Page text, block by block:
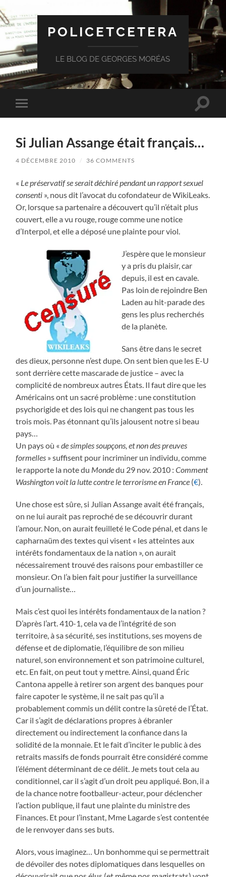
POLICETCETERA
LE BLOG DE GEORGES MORÉAS
Toggle
mobile
Toggle
Si Julian Assange était français…
4 DÉCEMBRE 2010 / 36 COMMENTS
« Le préservatif se serait déchiré pendant un rapport sexuel
consenti », nous dit l’avocat du cofondateur de WikiLeaks.
Or, lorsque sa partenaire a découvert qu’il n’était plus
couvert, elle a vu rouge, rouge comme une notice
d’Interpol, et elle a déposé une plainte pour viol.
J’espère que le monsieur
y a pris du plaisir, car
depuis, il est en cavale.
Pas loin de rejoindre Ben
Laden au hit-parade des
gens les plus recherchés
de la planète.
Sans être dans le secret
des dieux, personne n’est dupe. On sent bien que les E-U
sont derrière cette mascarade de justice – avec la
complicité de nombreux autres États. Il faut dire que les
Américains ont un sacré problème : une constitution
psychorigide et des lois qui ne changent pas tous les
trois mois. Pas étonnant qu’ils jalousent notre si beau
pays…
Un pays où «de simples soupçons, et non des preuves
formelles » suffisent pour incriminer un individu, comme
le rapporte la note du Mondedu 29 nov. 2010 :Comment
Washington voit la lutte contre le terrorisme en France (€).
Une chose est sûre, si Julian Assange avait été français,
on ne lui aurait pas reproché de se découvrir durant
l’amour. Non, on aurait feuilleté le Code pénal, et dans le
capharnaüm des textes qui visent « les atteintes aux
intérêts fondamentaux de la nation », on aurait
nécessairement trouvé des raisons pour embastiller ce
monsieur. On l’a bien fait pour justifier la surveillance
d’un journaliste…
Mais c’est quoi les intérêts fondamentaux de la nation ?
D’après l’art. 410-1, cela va de l’intégrité de son
territoire, à sa sécurité, ses institutions, ses moyens de
défense et de diplomatie, l’équilibre de son milieu
naturel, son environnement et son patrimoine culturel,
etc. En fait, on peut tout y mettre. Ainsi, quand Éric
Cantona appelle à retirer son argent des banques pour
faire capoter le système, il ne sait pas qu’il a
probablement commis un délit contre la sûreté de l’État.
Car il s’agit de déclarations propres à ébranler
directement ou indirectement la confiance dans la
solidité de la monnaie. Et le fait d’inciter le public à des
retraits massifs de fonds pourrait être considéré comme
l’élément déterminant de ce délit. Je mets tout cela au
conditionnel, car il s’agit d’un droit peu appliqué. Bon, il a
de la chance notre footballeur-acteur, pour déclencher
l’action publique, il faut une plainte du ministre des
Finances. Et pour l’instant, Mme Lagarde s’est contentée
de le renvoyer dans ses buts.
Alors, vous imaginez… Un bonhomme qui se permettrait
de dévoiler des notes diplomatiques dans lesquelles on